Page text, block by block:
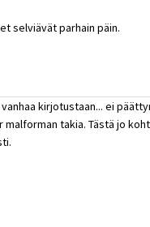
selviävät parhain päin.
kirjotustaan... ei
takia. Tästä jo